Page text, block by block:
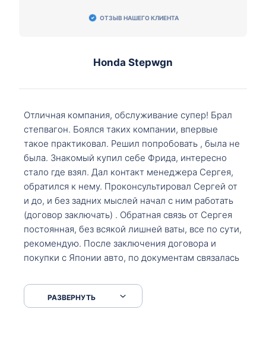
ОТЗЫВ НАШЕГО КЛИЕНТА
Honda Stepwgn
Отличная компания, обслуживание супер! Брал
степвагон. Боялся таких компании, впервые
такое практиковал. Решил попробовать , была не
была. Знакомый купил себе Фрида, интересно
стало где взял. Дал контакт менеджера Сергея,
обратился к нему. Проконсультировал Сергей от
и до, и без задних мыслей начал с ним работать
(договор заключать) . Обратная связь от Сергея
постоянная, без всякой лишней ваты, все по сути,
рекомендую. После заключения договора и
покупки с Японии авто, по документам связалась
что заполнить, куда зайти, образцы и т.д. После
приехал за авто. Меня тепло встретили Сергей с
РАЗВЕРНУТЬ